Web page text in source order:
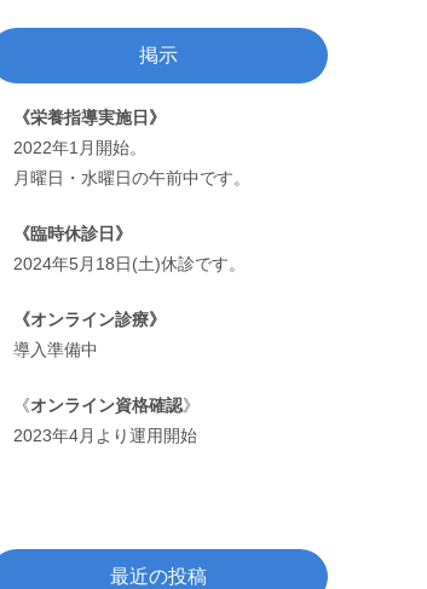
掲示
《栄養指導実施日》
2022年1月開始。
月曜日・水曜日の午前中です。
《臨時休診日》
2024年5月18日(土)休診です。
《オンライン診療》
導入準備中
《オンライン資格確認》
2023年4月より運用開始
最近の投稿